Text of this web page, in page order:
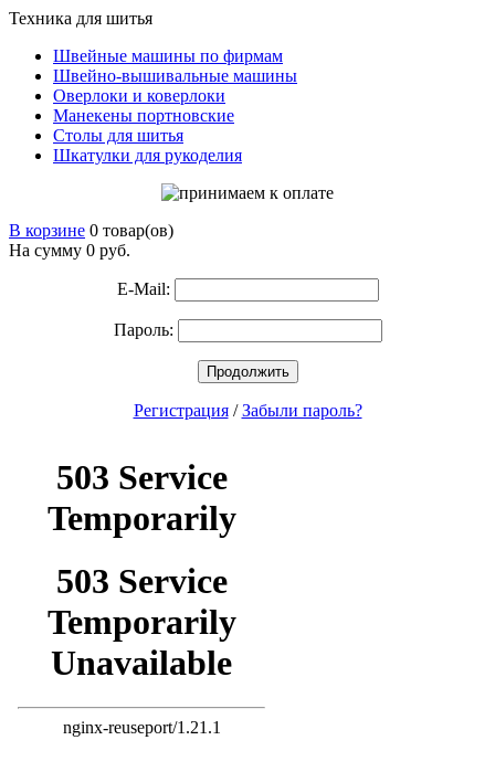
Техника для шитья
Швейные машины по фирмам
Швейно-вышивальные машины
Оверлоки и коверлоки
Манекены портновские
Столы для шитья
Шкатулки для рукоделия
В корзине 0 товар(ов)
На сумму 0 руб.
E-Mail:
Пароль:
Продолжить
Регистрация/Забыли пароль?